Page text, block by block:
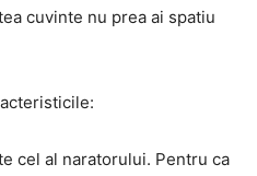
cuvinte nu prea ai spatiu
cel al naratorului. Pentru ca